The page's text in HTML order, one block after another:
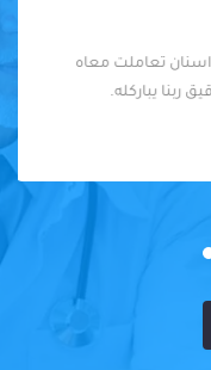
تعاملت معاه
يباركله.